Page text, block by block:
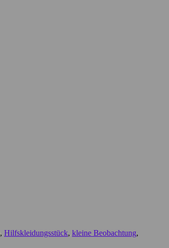
, Hilfskleidungsstück, kleine Beobachtung,